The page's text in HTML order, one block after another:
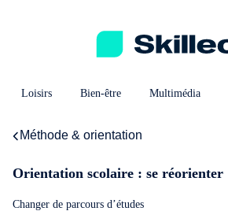
Loisirs Bien-être Multimédia
Méthode & orientation
Orientation scolaire : se réorienter
Changer de parcours d’études